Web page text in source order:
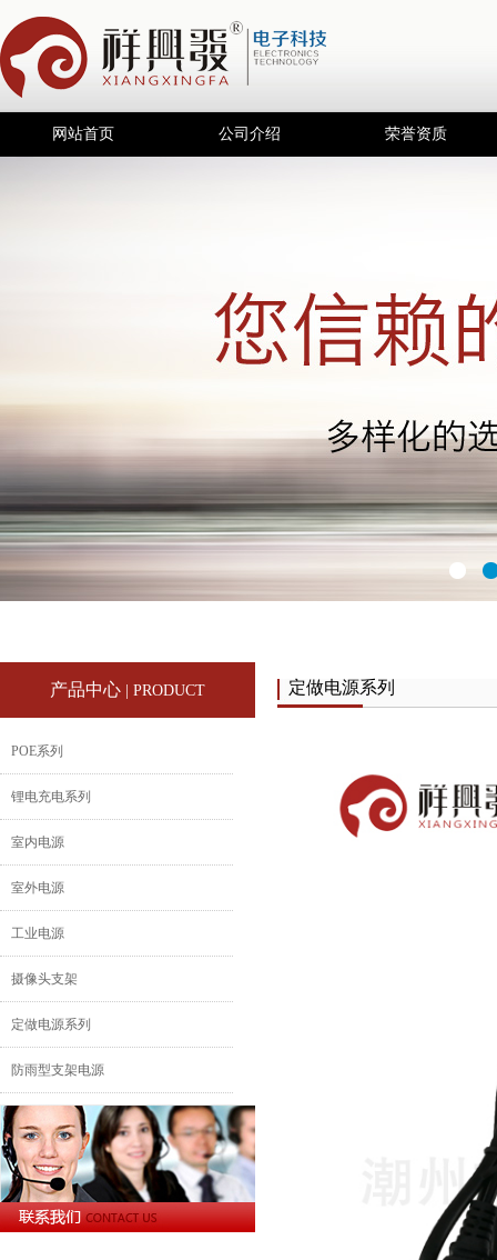
网站首页 公司介绍 荣誉资质
产品中心 | PRODUCT
POE系列
锂电充电系列
室内电源
室外电源
工业电源
摄像头支架
定做电源系列
防雨型支架电源
定做电源系列